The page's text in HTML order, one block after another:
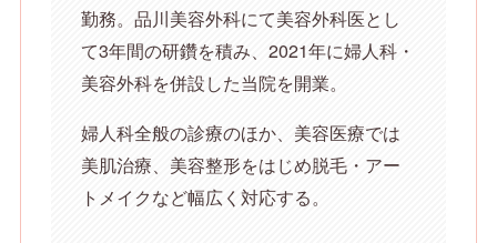
勤務。品川美容外科にて美容外科医とし
て3年間の研鑽を積み、2021年に婦人科・
美容外科を併設した当院を開業。
婦人科全般の診療のほか、美容医療では
美肌治療、美容整形をはじめ脱毛・アー
トメイクなど幅広く対応する。